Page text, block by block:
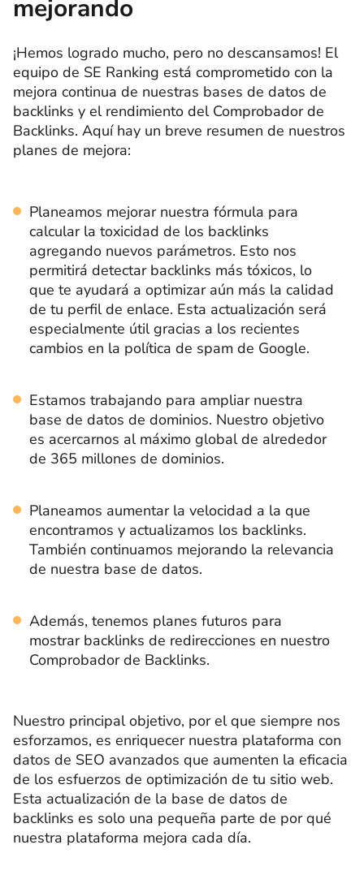
mejorando
¡Hemos logrado mucho, pero no descansamos! El
equipo de SE Ranking está comprometido con la
mejora continua de nuestras bases de datos de
backlinks y el rendimiento del Comprobador de
Backlinks. Aquí hay un breve resumen de nuestros
planes de mejora:
Planeamos mejorar nuestra fórmula para
calcular la toxicidad de los backlinks
agregando nuevos parámetros. Esto nos
permitirá detectar backlinks más tóxicos, lo
que te ayudará a optimizar aún más la calidad
de tu perfil de enlace. Esta actualización será
especialmente útil gracias a los recientes
cambios en la política de spam de Google.
Estamos trabajando para ampliar nuestra
base de datos de dominios. Nuestro objetivo
es acercarnos al máximo global de alrededor
de 365 millones de dominios.
Planeamos aumentar la velocidad a la que
encontramos y actualizamos los backlinks.
También continuamos mejorando la relevancia
de nuestra base de datos.
Además, tenemos planes futuros para
mostrar backlinks de redirecciones en nuestro
Comprobador de Backlinks.
Nuestro principal objetivo, por el que siempre nos
esforzamos, es enriquecer nuestra plataforma con
datos de SEO avanzados que aumenten la eficacia
de los esfuerzos de optimización de tu sitio web.
Esta actualización de la base de datos de
backlinks es solo una pequeña parte de por qué
nuestra plataforma mejora cada día.